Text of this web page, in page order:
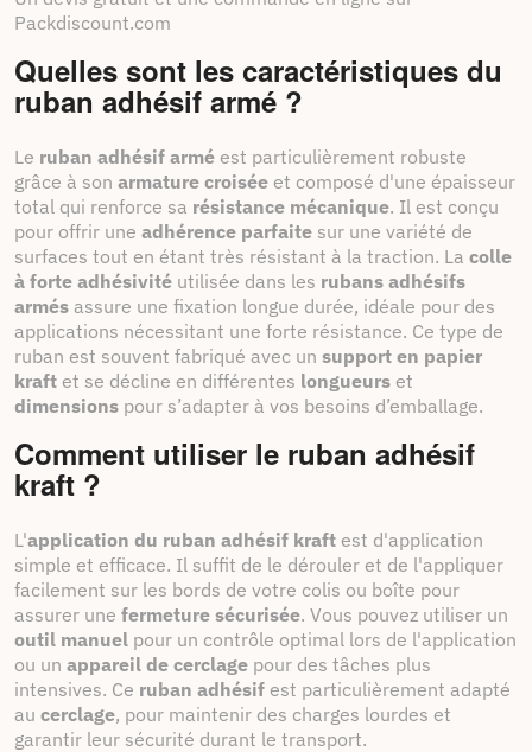
Packdiscount.com
Quelles sont les caractéristiques du
ruban adhésif armé ?
Le ruban adhésif armé est particulièrement robuste
grâce à son armature croisée et composé d'une épaisseur
total qui renforce sa résistance mécanique. Il est conçu
pour offrir une adhérence parfaite sur une variété de
surfaces tout en étant très résistant à la traction. La colle
à forte adhésivité utilisée dans les rubans adhésifs
armés assure une fixation longue durée, idéale pour des
applications nécessitant une forte résistance. Ce type de
ruban est souvent fabriqué avec un support en papier
kraft et se décline en différentes longueurs et
dimensions pour s’adapter à vos besoins d’emballage.
Comment utiliser le ruban adhésif
kraft ?
L'application du ruban adhésif kraft est d'application
simple et efficace. Il suffit de le dérouler et de l'appliquer
facilement sur les bords de votre colis ou boîte pour
assurer une fermeture sécurisée. Vous pouvez utiliser un
outil manuel pour un contrôle optimal lors de l'application
ou un appareil de cerclage pour des tâches plus
intensives. Ce ruban adhésif est particulièrement adapté
au cerclage, pour maintenir des charges lourdes et
garantir leur sécurité durant le transport.